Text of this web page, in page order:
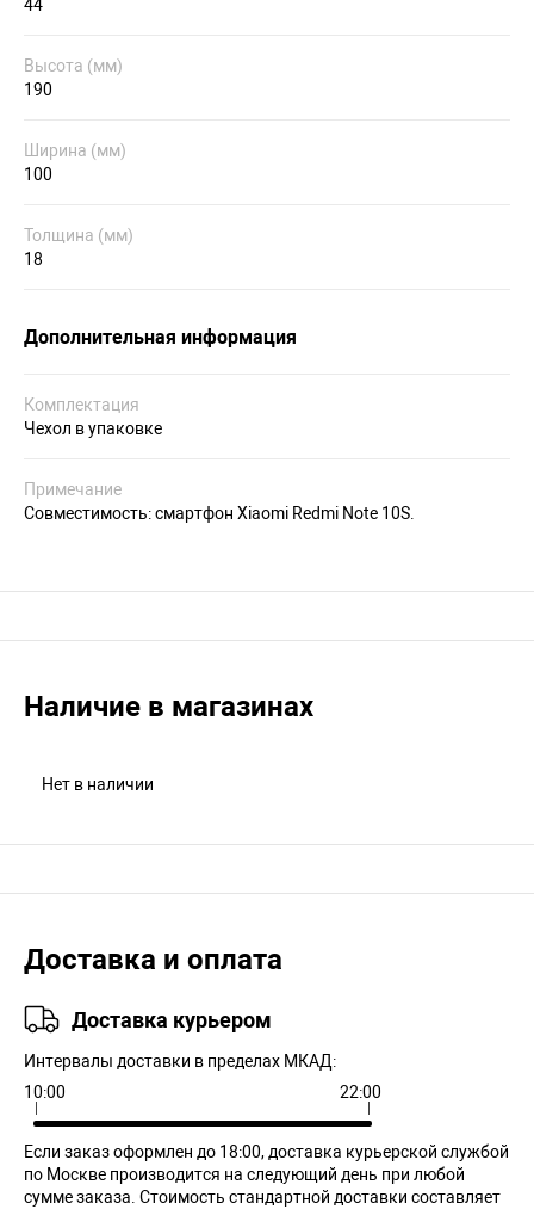
44
Высота (мм)
190
Ширина (мм)
100
Толщина (мм)
18
Дополнительная информация
Комплектация
Чехол в упаковке
Примечание
Совместимость: смартфон Xiaomi Redmi Note 10S.
Наличие в магазинах
Нет в наличии
Доставка и оплата
Доставка курьером
Интервалы доставки в пределах МКАД:
10:00
22:00
Если заказ оформлен до 18:00, доставка курьерской службой
по Москве производится на следующий день при любой
сумме заказа. Cтоимость стандартной доставки составляет